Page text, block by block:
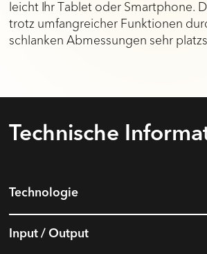
leicht Ihr Tablet oder Smartphone.
trotz umfangreicher Funktionen
schlanken Abmessungen sehr
Technische
Technologie
Input / Output